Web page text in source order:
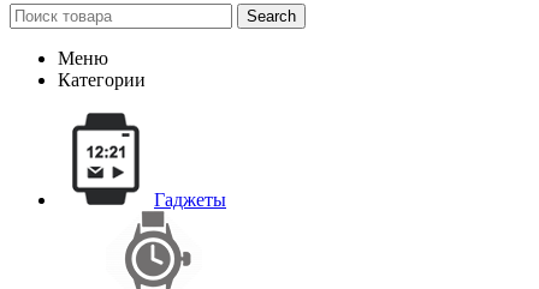
Search
Меню
Категории
Гаджеты